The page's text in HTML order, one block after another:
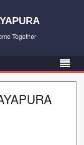
Together